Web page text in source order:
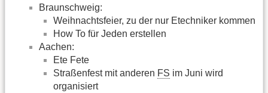
Braunschweig:
Weihnachtsfeier, zu der nur Etechniker kommen
How To für Jeden erstellen
Aachen:
Ete Fete
Straßenfest mit anderen FS im Juni wird
organisiert